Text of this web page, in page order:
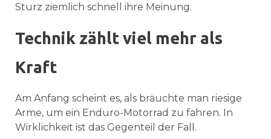
Sturz ziemlich schnell ihre Meinung.
Technik zählt viel mehr als
Kraft
Am Anfang scheint es, als bräuchte man riesige
Arme, um ein Enduro-Motorrad zu fahren. In
Wirklichkeit ist das Gegenteil der Fall.